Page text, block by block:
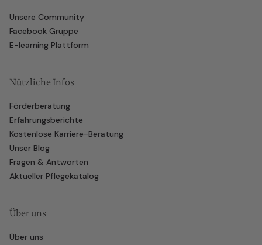
Unsere Community
Facebook Gruppe
E-learning Plattform
Nützliche Infos
Förderberatung
Erfahrungsberichte
Kostenlose Karriere-Beratung
Unser Blog
Fragen & Antworten
Aktueller Pflegekatalog
Über uns
Über uns